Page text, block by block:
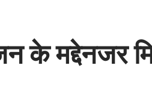
के मद्देनजर